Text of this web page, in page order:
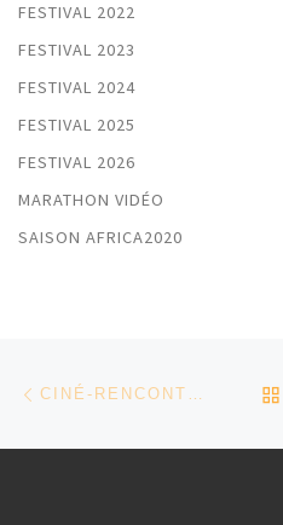
FESTIVAL 2022
FESTIVAL 2023
FESTIVAL 2024
FESTIVAL 2025
FESTIVAL 2026
MARATHON VIDÉO
SAISON AFRICA2020
Parcourir les